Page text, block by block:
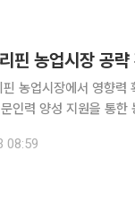
핀 농업시장 공
농업시장에서 영향력
력 양성 지원을 통한 농업
필리핀 농업부와 농업
08:59